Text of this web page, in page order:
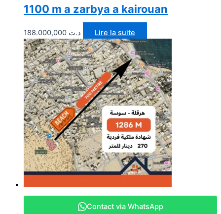
1100 m a zarbya a kairouan
د.ت Lire la suite
Contact via WhatsApp